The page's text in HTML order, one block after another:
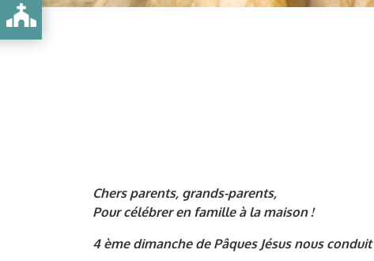
Chers parents, grands-parents,
Pour célébrer en famille à la maison !
4 ème dimanche de Pâques Jésus nous